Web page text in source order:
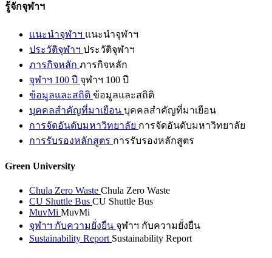
รู้จักจุฬาฯ
แนะนำจุฬาฯ แนะนำจุฬาฯ
ประวัติจุฬาฯ ประวัติจุฬาฯ
ภารกิจหลัก ภารกิจหลัก
จุฬาฯ 100 ปี จุฬาฯ 100 ปี
ข้อมูลและสถิติ ข้อมูลและสถิติ
บุคคลสำคัญที่มาเยือน บุคคลสำคัญที่มาเยือน
การจัดอันดับมหาวิทยาลัย การจัดอันดับมหาวิทยาลัย
การรับรองหลักสูตร การรับรองหลักสูตร
Green University
Chula Zero Waste Chula Zero Waste
CU Shuttle Bus CU Shuttle Bus
MuvMi MuvMi
จุฬาฯ กับความยั่งยืน จุฬาฯ กับความยั่งยืน
Sustainability Report Sustainability Report